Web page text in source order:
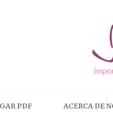
PDF ACERCA DE